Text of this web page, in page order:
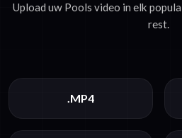
Upload uw Pools video in elk
rest.
.MP4